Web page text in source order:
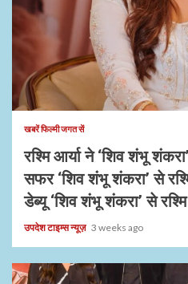
1 min read
खबरें फिल्मी जगत सें
रश्मि आर्या ने ‘शिव शंभू
सफर ‘शिव शंभू शंकरा’ से
डेब्यू ‘शिव शंभू शंकरा’ से
उपदेश टाइम्स न्यूज़ 3 weeks ago